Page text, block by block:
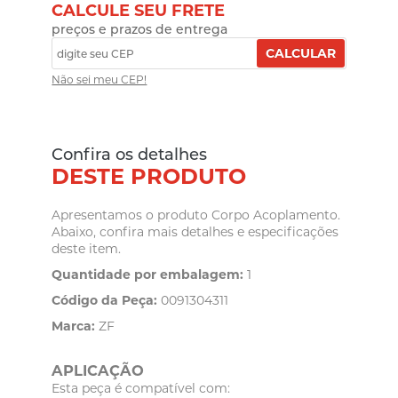
CALCULE SEU FRETE
preços e prazos de entrega
CALCULAR
Não sei meu CEP!
Confira os detalhes
DESTE PRODUTO
Apresentamos o produto Corpo Acoplamento.
Abaixo, confira mais detalhes e especificações
deste item.
Quantidade por embalagem: 1
Código da Peça: 0091304311
Marca: ZF
APLICAÇÃO
Esta peça é compatível com: